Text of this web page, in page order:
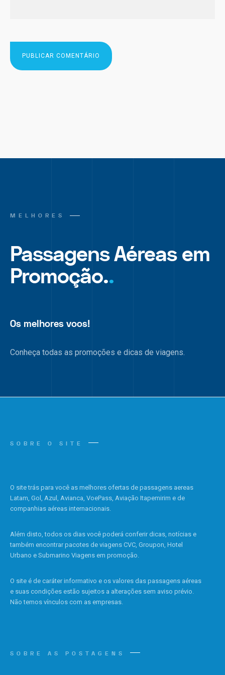
MELHORES
Passagens Aéreas em
Promoção..
Os melhores voos!
Conheça todas as promoções e dicas de viagens.
SOBRE O SITE
O site trás para você as melhores ofertas de passagens aereas
Latam, Gol, Azul, Avianca, VoePass, Aviação Itapemirim e de
companhias aéreas internacionais.
Além disto, todos os dias você poderá conferir dicas, notícias e
também encontrar pacotes de viagens CVC, Groupon, Hotel
Urbano e Submarino Viagens em promoção.
O site é de caráter informativo e os valores das passagens aéreas
e suas condições estão sujeitos a alterações sem aviso prévio.
Não temos vínculos com as empresas.
SOBRE AS POSTAGENS